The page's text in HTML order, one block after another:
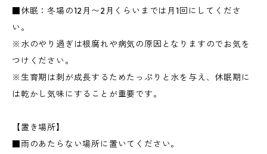
■休眠：冬場の12月〜2月くらいまでは月1回にしてくださ
い。
※水のやり過ぎは根腐れや病気の原因となりますのでお気を
つけください。
※生育期は刺が成長するためたっぷりと水を与え、休眠期に
は乾かし気味にすることが重要です。
【置き場所】
■雨のあたらない場所に置いてください。